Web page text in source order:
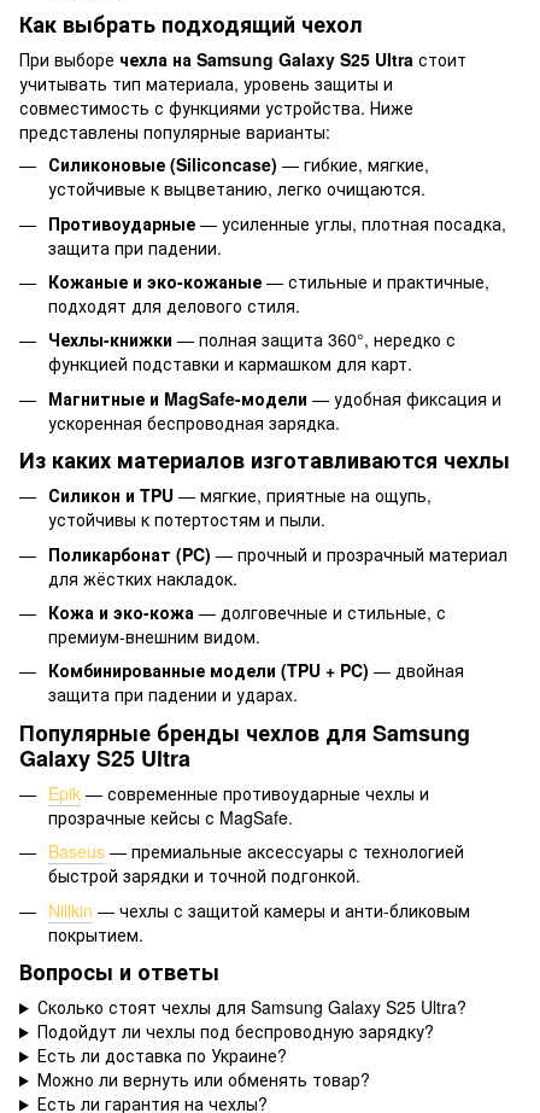
Как выбрать подходящий чехол
При выборе чехла на Samsung Galaxy S25 Ultra стоит
учитывать тип материала, уровень защиты и
совместимость с функциями устройства. Ниже
представлены популярные варианты:
Силиконовые (Siliconcase) — гибкие, мягкие,
устойчивые к выцветанию, легко очищаются.
Противоударные — усиленные углы, плотная посадка,
защита при падении.
Кожаные и эко-кожаные — стильные и практичные,
подходят для делового стиля.
Чехлы-книжки — полная защита 360°, нередко с
функцией подставки и кармашком для карт.
Магнитные и MagSafe-модели — удобная фиксация и
ускоренная беспроводная зарядка.
Из каких материалов изготавливаются чехлы
Силикон и TPU — мягкие, приятные на ощупь,
устойчивы к потертостям и пыли.
Поликарбонат (PC) — прочный и прозрачный материал
для жёстких накладок.
Кожа и эко-кожа — долговечные и стильные, с
премиум-внешним видом.
Комбинированные модели (TPU + PC) — двойная
защита при падении и ударах.
Популярные бренды чехлов для Samsung
Galaxy S25 Ultra
Epik — современные противоударные чехлы и
прозрачные кейсы с MagSafe.
Baseus — премиальные аксессуары с технологией
быстрой зарядки и точной подгонкой.
Nillkin — чехлы с защитой камеры и анти-бликовым
покрытием.
Вопросы и ответы
Сколько стоят чехлы для Samsung Galaxy S25 Ultra?
Подойдут ли чехлы под беспроводную зарядку?
Есть ли доставка по Украине?
Можно ли вернуть или обменять товар?
Есть ли гарантия на чехлы?